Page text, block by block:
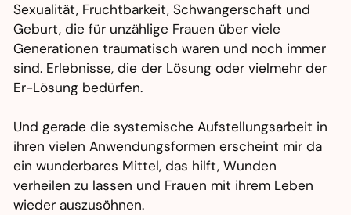
Sexualität, Fruchtbarkeit, Schwangerschaft und
Geburt, die für unzählige Frauen über viele
Generationen traumatisch waren und noch immer
sind. Erlebnisse, die der Lösung oder vielmehr der
Er-Lösung bedürfen.
Und gerade die systemische Aufstellungsarbeit in
ihren vielen Anwendungsformen erscheint mir da
ein wunderbares Mittel, das hilft, Wunden
verheilen zu lassen und Frauen mit ihrem Leben
wieder auszusöhnen.